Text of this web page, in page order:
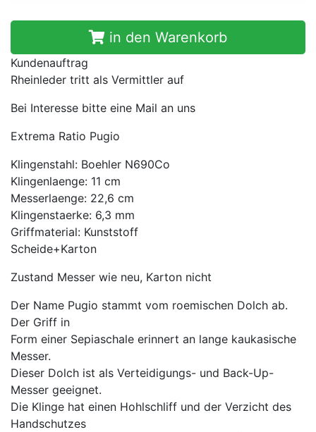
in den Warenkorb
Kundenauftrag
Rheinleder tritt als Vermittler auf
Bei Interesse bitte eine Mail an uns
Extrema Ratio Pugio
Klingenstahl: Boehler N690Co
Klingenlaenge: 11 cm
Messerlaenge: 22,6 cm
Klingenstaerke: 6,3 mm
Griffmaterial: Kunststoff
Scheide+Karton
Zustand Messer wie neu, Karton nicht
Der Name Pugio stammt vom roemischen Dolch ab.
Der Griff in
Form einer Sepiaschale erinnert an lange kaukasische
Messer.
Dieser Dolch ist als Verteidigungs- und Back-Up-
Messer geeignet.
Die Klinge hat einen Hohlschliff und der Verzicht des
Handschutzes